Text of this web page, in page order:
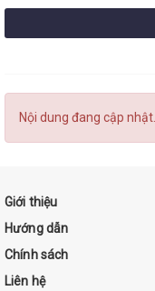
Nội dung đang cập nhật.
Giới thiệu
Hướng dẫn
Chính sách
Liên hệ